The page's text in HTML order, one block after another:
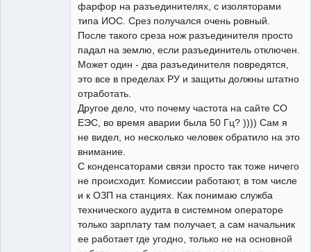
фарфор на разъединителях, с изоляторами
типа ИОС. Срез получался очень ровный.
После такого среза нож разъединителя просто
падал на землю, если разъединитель отключен.
Может один - два разъединителя повредятся,
это все в пределах РУ и защиты должны штатно
отработать.
Другое дело, что почему частота на сайте СО
ЕЭС, во время аварии была 50 Гц? )))) Сам я
не видел, но несколько человек обратило на это
внимание.
С конденсаторами связи просто так тоже ничего
не происходит. Комиссии работают, в том числе
и к ОЗП на станциях. Как понимаю служба
технического аудита в системном операторе
только зарплату там получает, а сам начальник
ее работает где угодно, только не на основной